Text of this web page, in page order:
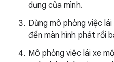
dụng của mình.
Dừng mô phỏng việc
đến màn hình phát rồi
Mô phỏng việc lái xe